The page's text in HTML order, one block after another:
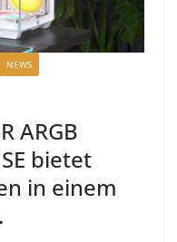
NEWS
ARGB
bietet
in einem